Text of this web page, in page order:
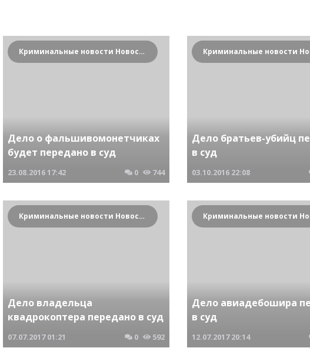
Криминальные новости Новосибирска и Сибирского региона
Дело о фальшивомонетчиках
будет передано в суд
23.08.201617:42 0 744
Дело братьев-убийц
в суд
03.10.2016 22:08
Криминальные новости Новосибирска и Сибирского региона
Дело владельца
квадрокоптера передано в суд
07.07.201701:21 0 592
Дело авиадебошира
в суд
12.07.2017 20:14